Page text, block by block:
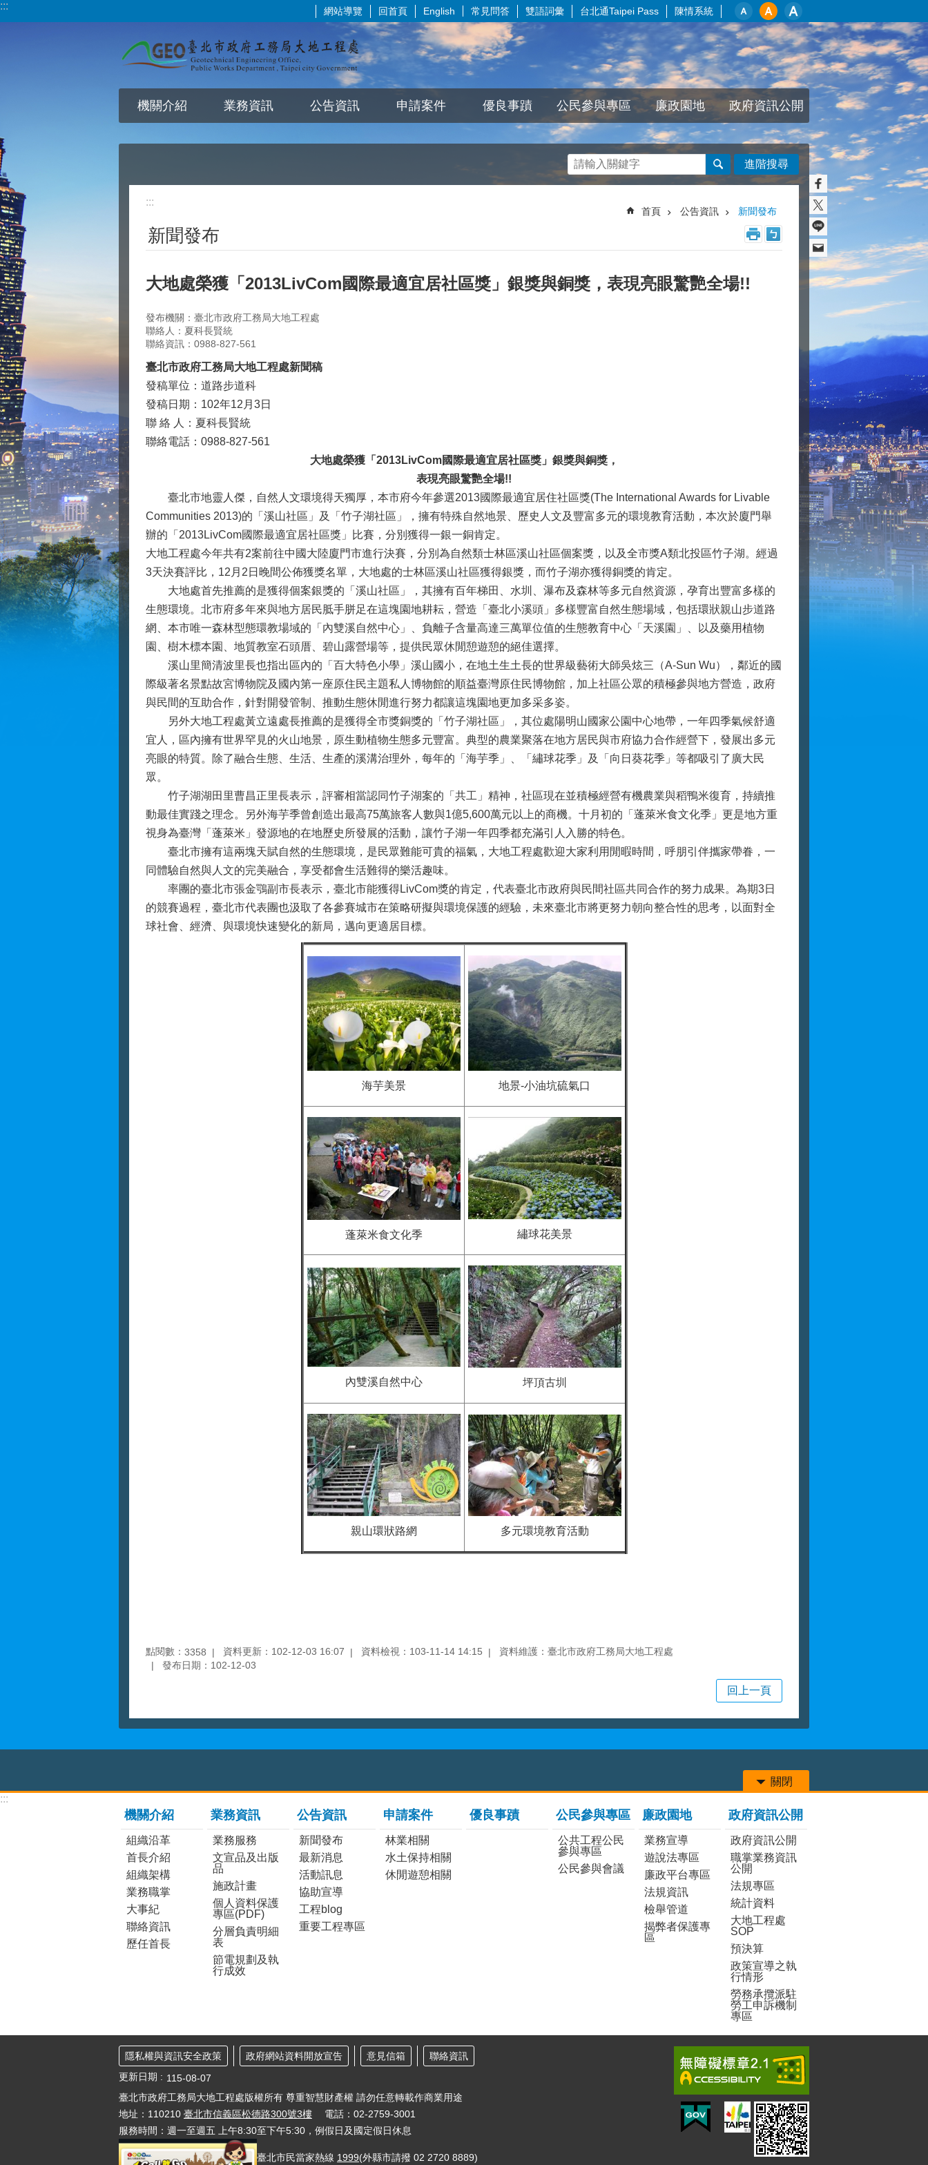
跳到主要內容區塊
::: 網站導覽 回首頁 English 常見問答 雙語詞彙 台北通Taipei Pass 陳情系統
機關介紹 業務資訊 公告資訊 申請案件 優良事蹟 公民參與專區 廉政園地 政府資訊公開
進階搜尋
:::
首頁 公告資訊 新聞發布
新聞發布
大地處榮獲「2013LivCom國際最適宜居社區獎」銀獎與銅獎，表現亮眼驚艷全場!!
發布機關：臺北市政府工務局大地工程處
聯絡人：夏科長賢統
聯絡資訊：0988-827-561
臺北市政府工務局大地工程處新聞稿
發稿單位：道路步道科
發稿日期：102年12月3日
聯 絡 人：夏科長賢統
聯絡電話：0988-827-561
大地處榮獲「2013LivCom國際最適宜居社區獎」銀獎與銅獎，
表現亮眼驚艷全場!!
臺北市地靈人傑，自然人文環境得天獨厚，本市府今年參選2013國際最適宜居住社區獎(The International Awards for Livable
Communities 2013)的「溪山社區」及「竹子湖社區」，擁有特殊自然地景、歷史人文及豐富多元的環境教育活動，本次於廈門舉
辦的「2013LivCom國際最適宜居社區獎」比賽，分別獲得一銀一銅肯定。
大地工程處今年共有2案前往中國大陸廈門市進行決賽，分別為自然類士林區溪山社區個案獎，以及全市獎A類北投區竹子湖。經過
3天決賽評比，12月2日晚間公佈獲獎名單，大地處的士林區溪山社區獲得銀獎，而竹子湖亦獲得銅獎的肯定。
大地處首先推薦的是獲得個案銀獎的「溪山社區」，其擁有百年梯田、水圳、瀑布及森林等多元自然資源，孕育出豐富多樣的
生態環境。北市府多年來與地方居民胝手胼足在這塊園地耕耘，營造「臺北小溪頭」多樣豐富自然生態場域，包括環狀親山步道路
網、本市唯一森林型態環教場域的「內雙溪自然中心」、負離子含量高達三萬單位值的生態教育中心「天溪園」、以及藥用植物
園、樹木標本園、地質教室石頭厝、碧山露營場等，提供民眾休閒憩遊憩的絕佳選擇。
溪山里簡清波里長也指出區內的「百大特色小學」溪山國小，在地土生土長的世界級藝術大師吳炫三（A-Sun Wu），鄰近的國
際級著名景點故宮博物院及國內第一座原住民主題私人博物館的順益臺灣原住民博物館，加上社區公眾的積極參與地方營造，政府
與民間的互助合作，針對開發管制、推動生態休閒進行努力都讓這塊園地更加多采多姿。
另外大地工程處黃立遠處長推薦的是獲得全市獎銅獎的「竹子湖社區」，其位處陽明山國家公園中心地帶，一年四季氣候舒適
宜人，區內擁有世界罕見的火山地景，原生動植物生態多元豐富。典型的農業聚落在地方居民與市府協力合作經營下，發展出多元
亮眼的特質。除了融合生態、生活、生產的溪溝治理外，每年的「海芋季」、「繡球花季」及「向日葵花季」等都吸引了廣大民
眾。
竹子湖湖田里曹昌正里長表示，評審相當認同竹子湖案的「共工」精神，社區現在並積極經營有機農業與稻鴨米復育，持續推
動最佳實踐之理念。另外海芋季曾創造出最高75萬旅客人數與1億5,600萬元以上的商機。十月初的「蓬萊米食文化季」更是地方重
視身為臺灣「蓬萊米」發源地的在地歷史所發展的活動，讓竹子湖一年四季都充滿引人入勝的特色。
臺北市擁有這兩塊天賦自然的生態環境，是民眾難能可貴的福氣，大地工程處歡迎大家利用閒暇時間，呼朋引伴攜家帶眷，一
同體驗自然與人文的完美融合，享受都會生活難得的樂活趣味。
率團的臺北市張金鶚副市長表示，臺北市能獲得LivCom獎的肯定，代表臺北市政府與民間社區共同合作的努力成果。為期3日
的競賽過程，臺北市代表團也汲取了各參賽城市在策略研擬與環境保護的經驗，未來臺北市將更努力朝向整合性的思考，以面對全
球社會、經濟、與環境快速變化的新局，邁向更適居目標。
海芋美景 地景-小油坑硫氣口
蓬萊米食文化季 繡球花美景
內雙溪自然中心 坪頂古圳
親山環狀路網 多元環境教育活動
點閱數： 3358 資料更新：102-12-03 16:07 資料檢視：103-11-14 14:15
資料維護：臺北市政府工務局大地工程處
發布日期：102-12-03
回上一頁
關閉
:::
機關介紹
組織沿革
首長介紹
組織架構
業務職掌
大事紀
聯絡資訊
歷任首長
業務資訊
業務服務
文宣品及出版
品
施政計畫
個人資料保護
專區(PDF)
分層負責明細
表
節電規劃及執
行成效
公告資訊
新聞發布
最新消息
活動訊息
協助宣導
工程blog
重要工程專區
申請案件
林業相關
水土保持相關
休閒遊憩相關
優良事蹟 公民參與專區
公共工程公民
參與專區
公民參與會議
廉政園地
業務宣導
遊說法專區
廉政平台專區
法規資訊
檢舉管道
揭弊者保護專
區
政府資訊公開
政府資訊公開
職掌業務資訊
公開
法規專區
統計資料
大地工程處
SOP
預決算
政策宣導之執
行情形
勞務承攬派駐
勞工申訴機制
專區
隱私權與資訊安全政策 政府網站資料開放宣告 意見信箱
聯絡資訊
更新日期
115-08-07
臺北市政府工務局大地工程處版權所有 尊重智慧財產權 請勿任意轉載作商業用途
地址：110210 臺北市信義區松德路300號3樓 電話：02-2759-3001
服務時間：週一至週五 上午8:30至下午5:30，例假日及國定假日休息
臺北市民當家熱線 1999(外縣市請撥 02 2720 8889)